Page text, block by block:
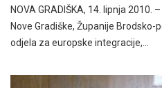
NOVA GRADIŠKA, 14. lipnja
Nove Gradiške, Županije Brodsko-
odjela za europske integracije,…